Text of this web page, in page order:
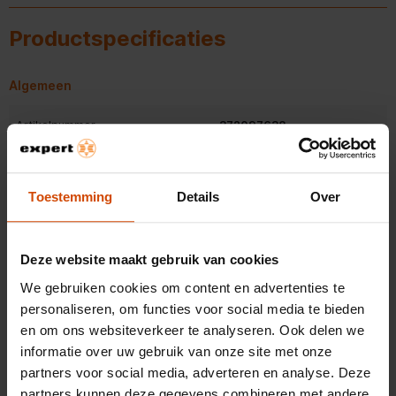
Toestemming Details Over
Deze website maakt gebruik van cookies
We gebruiken cookies om content en advertenties te
personaliseren, om functies voor social media te bieden
en om ons websiteverkeer te analyseren. Ook delen we
informatie over uw gebruik van onze site met onze
partners voor social media, adverteren en analyse. Deze
Het lichte ontwerp en de inklapbare oorschelpen maken deze
Met zachte, ergonomische oorkussens biedt de MDR-ZX110
een comfortabele pasvorm, zelfs tijdens langere luistersessies.
Compact en stijlvol
Het tijdloze witte design geeft de koptelefoon een frisse en
Uitgebreid audiobereik
Met een frequentiebereik van 12 Hz tot 22 kHz geniet je van
elk detail in je favoriete muziek.
Aanvullende informatie - Sony MDR-ZX110 Wit
Productspecificaties
Algemeen
Artikelnummer 372097638
Belangrijkste kenmerken
Type koptelefoon On-ear
Bluetooth koptelefoon
Aansluiting Bedraad
Bekijk alle specificaties